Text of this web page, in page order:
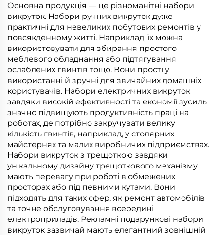
Основна продукція — це різноманітні набори
викруток. Набори ручних викруток дуже
практичні для невеликих побутових ремонтів у
повсякденному житті. Наприклад, їх можна
використовувати для збирання простого
меблевого обладнання або підтягування
ослаблених гвинтів тощо. Вони прості у
використанні й зручні для звичайних домашніх
користувачів. Набори електричних викруток
завдяки високій ефективності та економії зусиль
значно підвищують продуктивність праці на
роботах, де потрібно закручувати велику
кількість гвинтів, наприклад, у столярних
майстернях та малих виробничих підприємствах.
Набори викруток з трещоткою завдяки
унікальному дизайну трещоткового механізму
мають перевагу при роботі в обмежених
просторах або під певними кутами. Вони
підходять для таких сфер, як ремонт автомобілів
та точне обслуговування всередині
електроприладів. Рекламні подарункові набори
викруток зазвичай мають елегантний зовнішній